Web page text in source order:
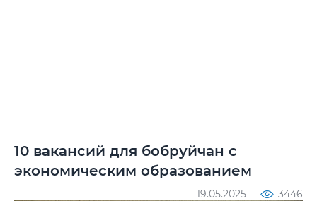
10 вакансий для бобруйчан с
экономическим образованием
19.05.2025 3446